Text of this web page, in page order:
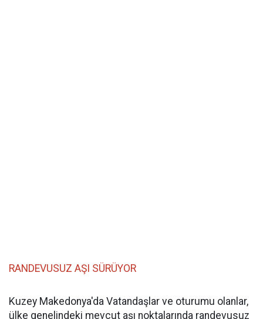
RANDEVUSUZ AŞI SÜRÜYOR
Kuzey Makedonya'da Vatandaşlar ve oturumu olanlar,
ülke genelindeki mevcut aşı noktalarında randevusuz